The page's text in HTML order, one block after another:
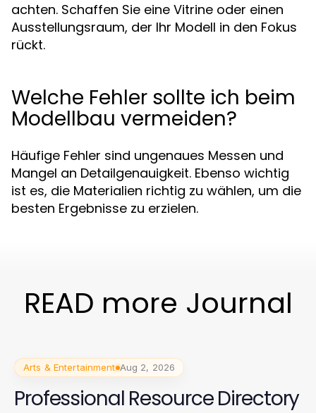
achten. Schaffen Sie eine Vitrine oder einen
Ausstellungsraum, der Ihr Modell in den Fokus
rückt.
Welche Fehler sollte ich beim
Modellbau vermeiden?
Häufige Fehler sind ungenaues Messen und
Mangel an Detailgenauigkeit. Ebenso wichtig
ist es, die Materialien richtig zu wählen, um die
besten Ergebnisse zu erzielen.
READ more Journal
Arts & Entertainment Aug 2, 2026
Professional Resource Directory